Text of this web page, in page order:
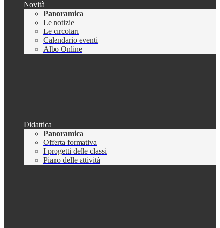
Novità
Panoramica
Le notizie
Le circolari
Calendario eventi
Albo Online
Didattica
Panoramica
Offerta formativa
I progetti delle classi
Piano delle attività